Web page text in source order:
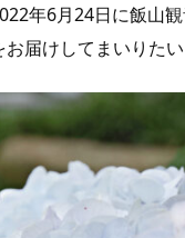
年6月24日に飯山
届けしてまいりたい